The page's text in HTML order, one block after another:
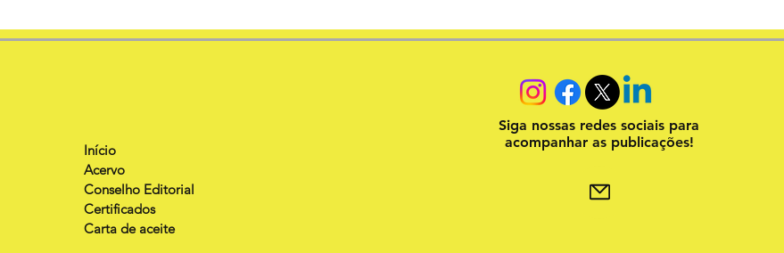
Início
Acervo
Conselho Editorial
Certificados
Carta de aceite
Siga nossas redes sociais para
acompanhar as publicações!